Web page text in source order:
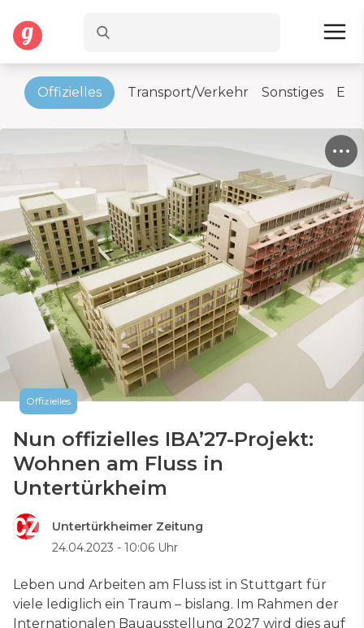
Offizielles Transport/Verkehr Sonstiges
Offizielles
Nun offizielles IBA’27-Projekt:
Wohnen am Fluss in
Untertürkheim
Untertürkheimer Zeitung
24.04.2023 - 10:06 Uhr
Leben und Arbeiten am Fluss ist in Stuttgart für
viele lediglich ein Traum – bislang. Im Rahmen der
Internationalen Bauausstellung 2027 wird dies auf